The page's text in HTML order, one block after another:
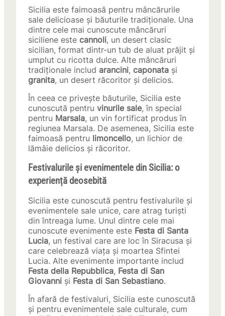
Sicilia este faimoasă pentru mâncărurile
sale delicioase și băuturile tradiționale. Una
dintre cele mai cunoscute mâncăruri
siciliene este cannoli, un desert clasic
sicilian, format dintr-un tub de aluat prăjit și
umplut cu ricotta dulce. Alte mâncăruri
tradiționale includ arancini, caponata și
granita, un desert răcoritor și delicios.
În ceea ce privește băuturile, Sicilia este
cunoscută pentru vinurile sale, în special
pentru Marsala, un vin fortificat produs în
regiunea Marsala. De asemenea, Sicilia este
faimoasă pentru limoncello, un lichior de
lămâie delicios și răcoritor.
Festivalurile și evenimentele din Sicilia: o
experiență deosebită
Sicilia este cunoscută pentru festivalurile și
evenimentele sale unice, care atrag turiști
din întreaga lume. Unul dintre cele mai
cunoscute evenimente este Festa di Santa
Lucia, un festival care are loc în Siracusa și
care celebrează viața și moartea Sfintei
Lucia. Alte evenimente importante includ
Festa della Repubblica, Festa di San
Giovanni și Festa di San Sebastiano.
În afară de festivaluri, Sicilia este cunoscută
și pentru evenimentele sale culturale, cum